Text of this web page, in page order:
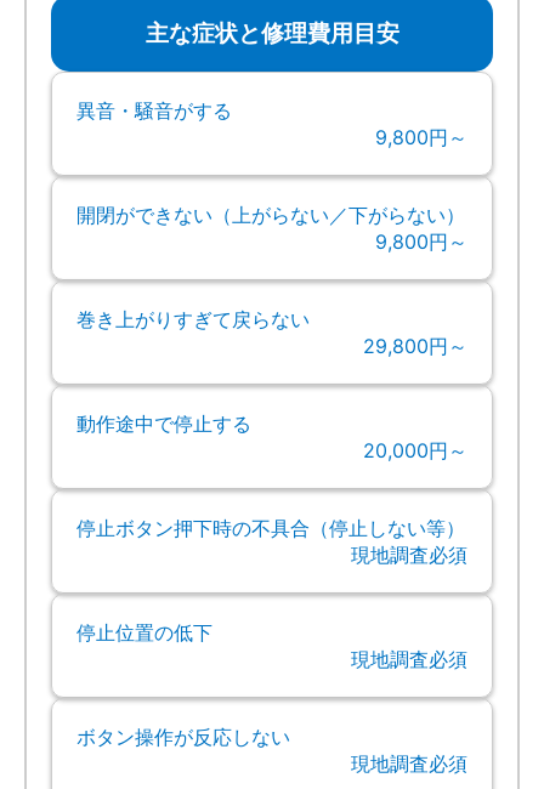
主な症状と修理費用目安
異音・騒音がする
9,800円～
開閉ができない（上がらない／下がらない）
9,800円～
巻き上がりすぎて戻らない
29,800円～
動作途中で停止する
20,000円～
停止ボタン押下時の不具合（停止しない等）
現地調査必須
停止位置の低下
現地調査必須
ボタン操作が反応しない
現地調査必須